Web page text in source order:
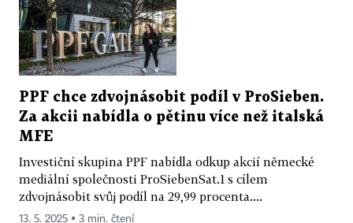
PPF chce zdvojnásobit podíl v ProSieben.
Za akcii nabídla o pětinu více než italská
MFE
Investiční skupina PPF nabídla odkup akcií německé
mediální společnosti ProSiebenSat.1 s cílem
zdvojnásobit svůj podíl na 29,99 procenta....
13. 5. 2025 ▪ 3 min. čtení